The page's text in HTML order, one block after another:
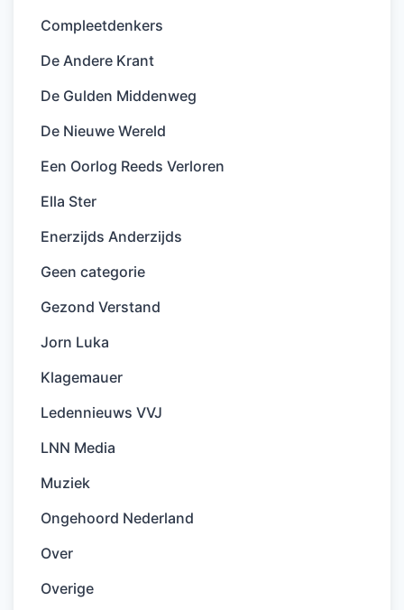
Compleetdenkers
De Andere Krant
De Gulden Middenweg
De Nieuwe Wereld
Een Oorlog Reeds Verloren
Ella Ster
Enerzijds Anderzijds
Geen categorie
Gezond Verstand
Jorn Luka
Klagemauer
Ledennieuws VVJ
LNN Media
Muziek
Ongehoord Nederland
Over
Overige